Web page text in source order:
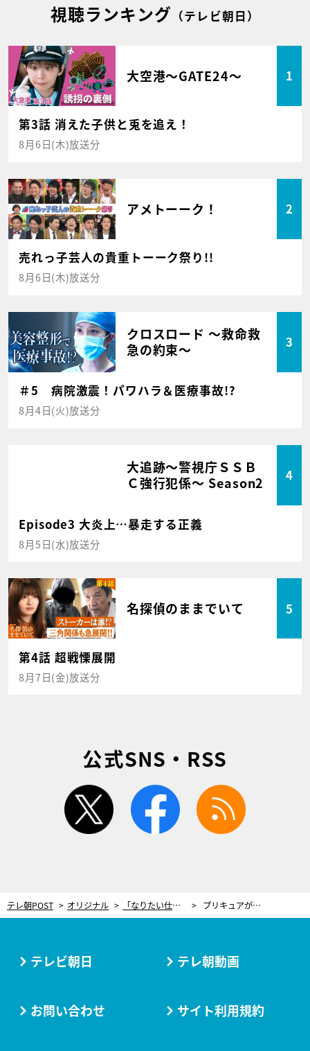
視聴ランキング （テレビ朝日）
大空港～GATE24～ 1
第3話 消えた子供と兎を追え！
8月6日(木)放送分
アメトーーク！ 2
売れっ子芸人の貴重トーーク祭り!!
8月6日(木)放送分
クロスロード ～救命救
急の約束～
3
＃5 病院激震！パワハラ＆医療事故!?
8月4日(火)放送分
大追跡～警視庁ＳＳＢ
Ｃ強行犯係～ Season2
4
Episode3 大炎上…暴走する正義
8月5日(水)放送分
名探偵のままでいて 5
第4話 超戦慄展開
8月7日(金)放送分
公式SNS・RSS
twitter facebook
テレ朝POST オリジナル 「なりたい仕事がない…」高校3年時、“卒業後の進路”にアイドルを選び、勝ち取った少女＜大場結女＞ プリキュアが大好きだった小学生低学年時代
テレビ朝日 テレ朝動画
お問い合わせ サイト利用規約